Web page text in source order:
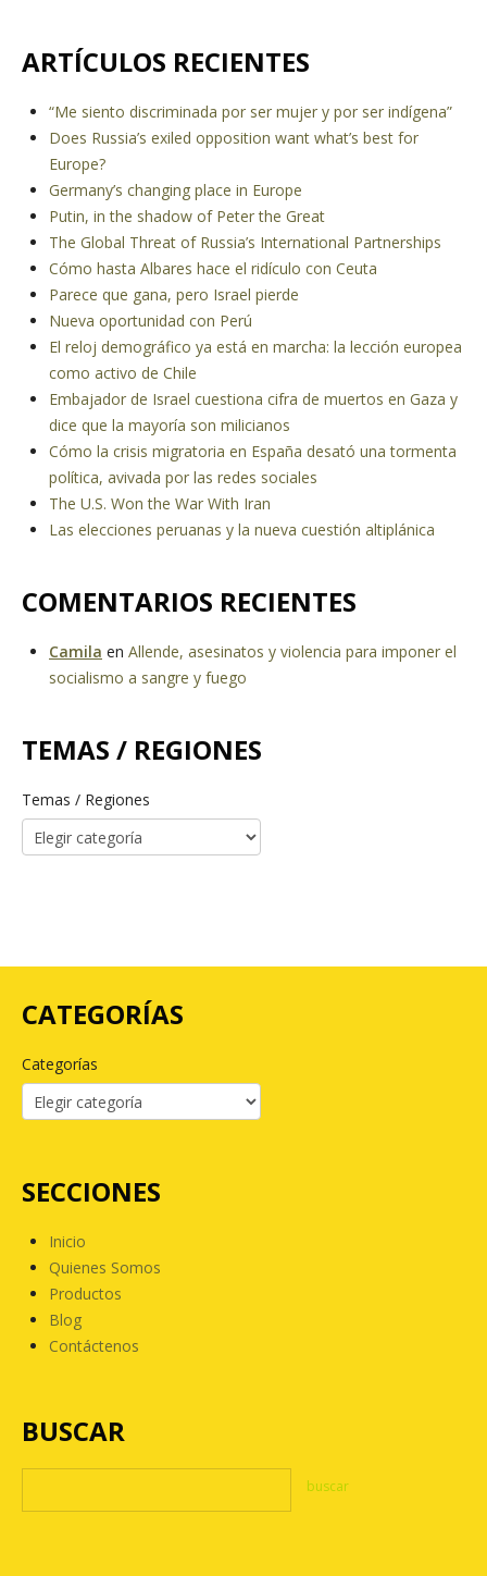
ARTÍCULOS RECIENTES
“Me siento discriminada por ser mujer y por ser indígena”
Does Russia’s exiled opposition want what’s best for
Europe?
Germany’s changing place in Europe
Putin, in the shadow of Peter the Great
The Global Threat of Russia’s International Partnerships
Cómo hasta Albares hace el ridículo con Ceuta
Parece que gana, pero Israel pierde
Nueva oportunidad con Perú
El reloj demográfico ya está en marcha: la lección europea
como activo de Chile
Embajador de Israel cuestiona cifra de muertos en Gaza y
dice que la mayoría son milicianos
Cómo la crisis migratoria en España desató una tormenta
política, avivada por las redes sociales
The U.S. Won the War With Iran
Las elecciones peruanas y la nueva cuestión altiplánica
COMENTARIOS RECIENTES
Camila en Allende, asesinatos y violencia para imponer el
socialismo a sangre y fuego
TEMAS / REGIONES
Temas / Regiones
CATEGORÍAS
Categorías
SECCIONES
Inicio
Quienes Somos
Productos
Blog
Contáctenos
BUSCAR